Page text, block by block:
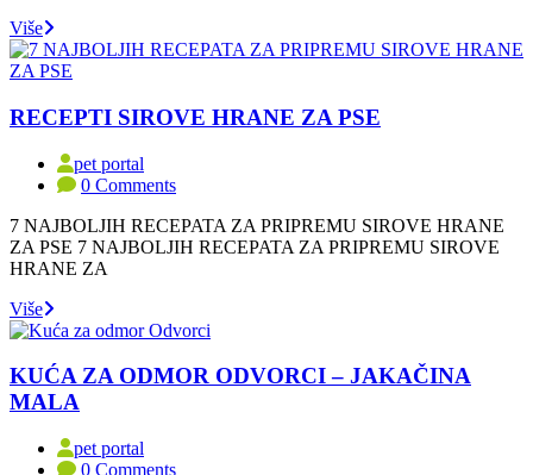
Više
RECEPTI SIROVE HRANE ZA PSE
pet portal
0 Comments
7 NAJBOLJIH RECEPATA ZA PRIPREMU SIROVE HRANE
ZA PSE 7 NAJBOLJIH RECEPATA ZA PRIPREMU SIROVE
HRANE ZA
Više
KUĆA ZA ODMOR ODVORCI – JAKAČINA
MALA
pet portal
0 Comments